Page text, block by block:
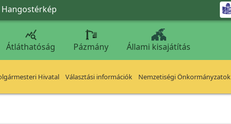
Hangostérkép

Átláthatóság Pázmány Állami kisajátítás
Hivatal Választási információk Nemzetiségi Önkormányzatok